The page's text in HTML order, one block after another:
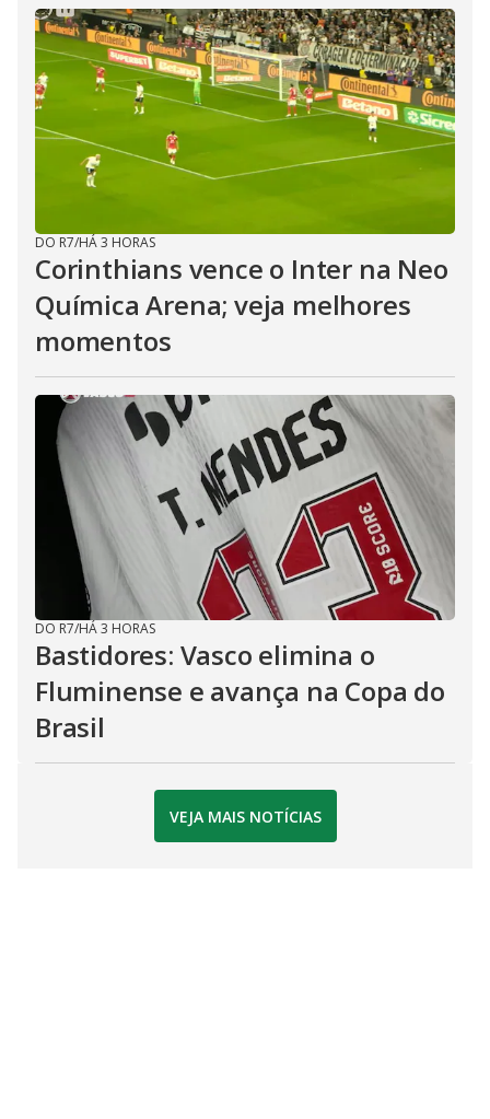
DO R7/HÁ 3 HORAS
Corinthians vence o Inter na Neo
Química Arena; veja melhores
momentos
DO R7/HÁ 3 HORAS
Bastidores: Vasco elimina o
Fluminense e avança na Copa do
Brasil
VEJA MAIS NOTÍCIAS